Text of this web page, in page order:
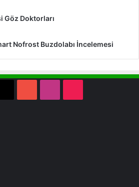
Göz Doktorları
Nofrost Buzdolabı İncelemesi